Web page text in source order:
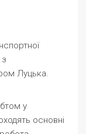
Луцька.
у
основні